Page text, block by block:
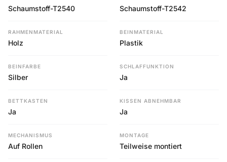
Schaumstoff-T2540 Schaumstoff-T2542
RAHMENMATERIAL
Holz
BEINMATERIAL
Plastik
BEINFARBE
Silber
SCHLAFFUNKTION
Ja
BETTKASTEN
Ja
KISSEN ABNEHMBAR
Ja
MECHANISMUS
Auf Rollen
MONTAGE
Teilweise montiert